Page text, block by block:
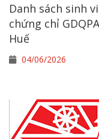
Danh sách sinh
chứng chỉ
Huế
04/06/2026